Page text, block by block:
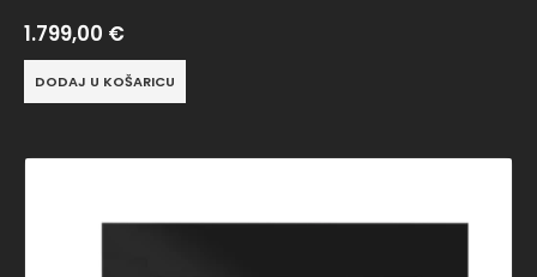
1.799,00 €
DODAJ U KOŠARICU